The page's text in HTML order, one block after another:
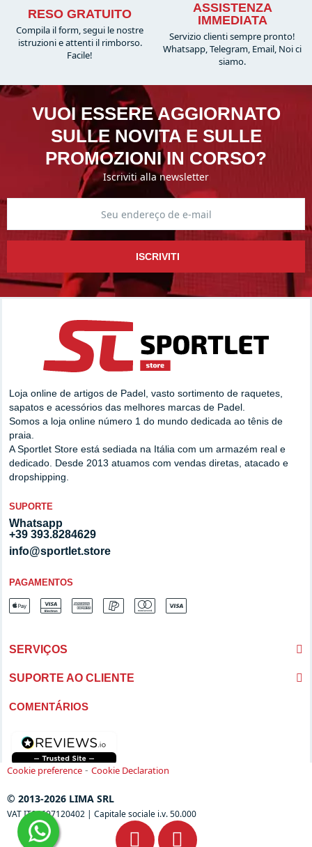
RESO GRATUITO
Compila il form, segui le nostre
istruzioni e attenti il rimborso.
Facile!
ASSISTENZA
IMMEDIATA
Servizio clienti sempre pronto!
Whatsapp, Telegram, Email, Noi ci
siamo.
VUOI ESSERE AGGIORNATO
SULLE NOVITA E SULLE
PROMOZIONI IN CORSO?
Iscriviti alla newsletter
ISCRIVITI
Loja online de artigos de Padel, vasto sortimento de raquetes,
sapatos e acessórios das melhores marcas de Padel.
Somos a loja online número 1 do mundo dedicada ao tênis de
praia.
A Sportlet Store está sediada na Itália com um armazém real e
dedicado. Desde 2013 atuamos com vendas diretas, atacado e
dropshipping.
SUPORTE
Whatsapp
+39 393.8284629
info@sportlet.store
PAGAMENTOS
SERVIÇOS
SUPORTE AO CLIENTE
COMENTÁRIOS
Cookie preference - Cookie Declaration
© 2013-2026 LIMA SRL
VAT IT04697120402 | Capitale sociale i.v. 50.000